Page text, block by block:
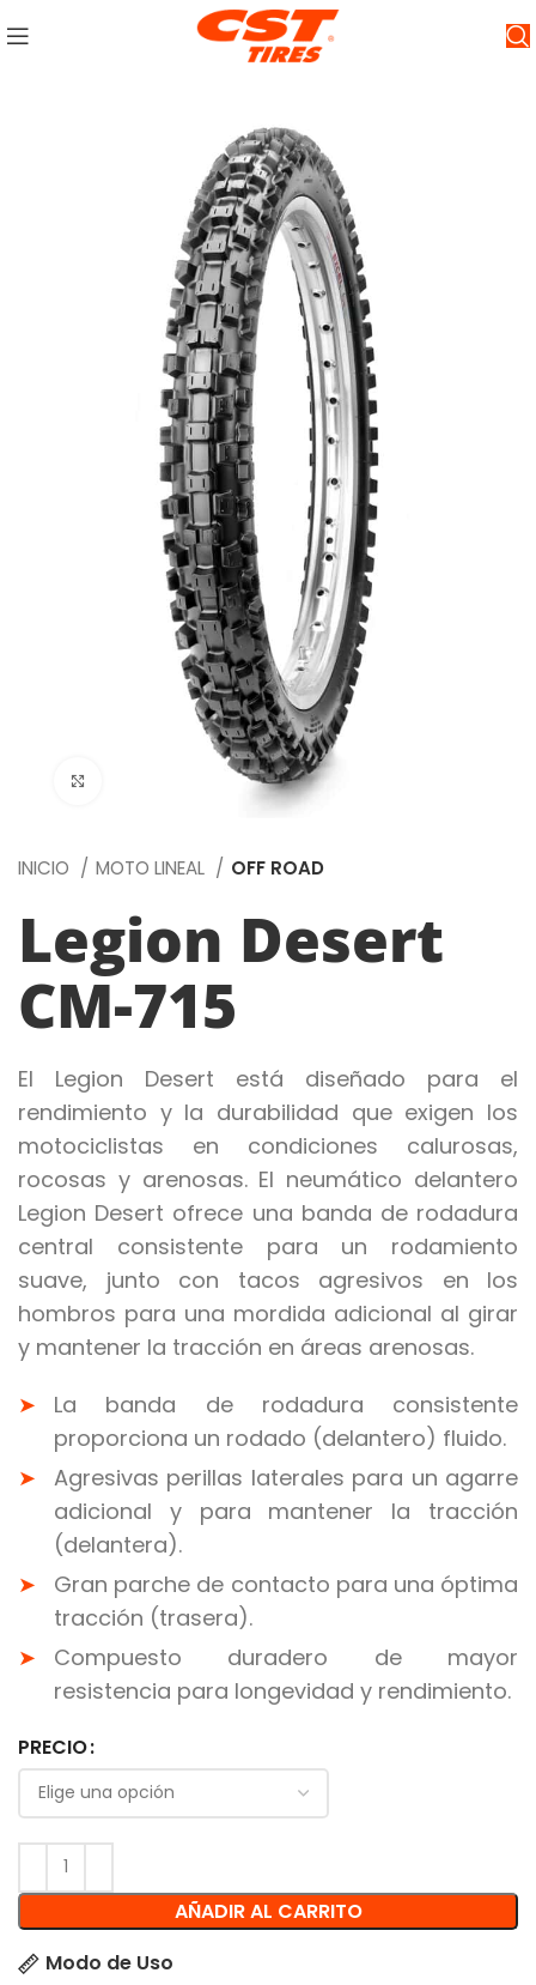
INICIO MOTO LINEAL OFF ROAD
Legion Desert
CM-715
El Legion Desert está diseñado para el
rendimiento y la durabilidad que exigen los
motociclistas en condiciones calurosas,
rocosas y arenosas. El neumático delantero
Legion Desert ofrece una banda de rodadura
central consistente para un rodamiento
suave, junto con tacos agresivos en los
hombros para una mordida adicional al girar
y mantener la tracción en áreas arenosas.
La banda de rodadura consistente
proporciona un rodado (delantero) fluido.
Agresivas perillas laterales para un agarre
adicional y para mantener la tracción
(delantera).
Gran parche de contacto para una óptima
tracción (trasera).
Compuesto duradero de mayor
resistencia para longevidad y rendimiento.
PRECIO
AÑADIR AL CARRITO
Modo de Uso